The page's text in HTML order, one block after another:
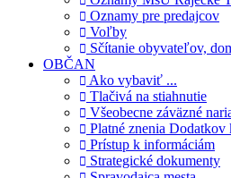
Oznamy pre predajcov
Voľby
Sčítanie obyvateľov,
OBČAN
Ako vybaviť ...
Tlačivá na stiahnutie
Všeobecne záväzné
Platné znenia
Prístup k informáciám
Strategické dokumenty